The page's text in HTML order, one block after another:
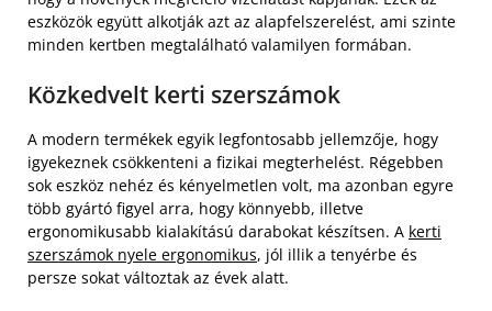
eszközök együtt alkotják azt az alapfelszerelést, ami szinte
minden kertben megtalálható valamilyen formában.
Közkedvelt kerti szerszámok
A modern termékek egyik legfontosabb jellemzője, hogy
igyekeznek csökkenteni a fizikai megterhelést. Régebben
sok eszköz nehéz és kényelmetlen volt, ma azonban egyre
több gyártó figyel arra, hogy könnyebb, illetve
ergonomikusabb kialakítású darabokat készítsen. A kerti
szerszámok nyele ergonomikus, jól illik a tenyérbe és
persze sokat változtak az évek alatt.